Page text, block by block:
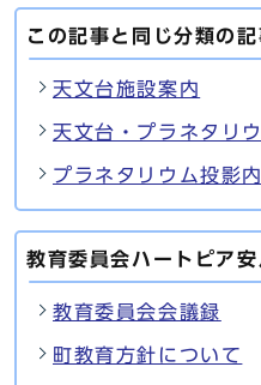
この記事と同じ分類の記
天文台施設案内
天文台・プラネタリ
プラネタリウム投影
教育委員会ハートピア安
教育委員会会議録
町教育方針について